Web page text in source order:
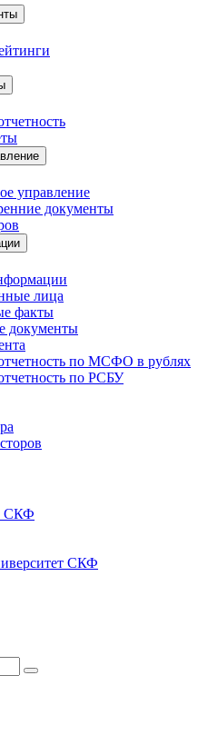
управление
документы
лица
факты
документы
по МСФО в рублях
по РСБУ
СКФ
СКФ